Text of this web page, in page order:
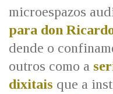
microespazos
para don
dende o
outros como a
dixitais que a